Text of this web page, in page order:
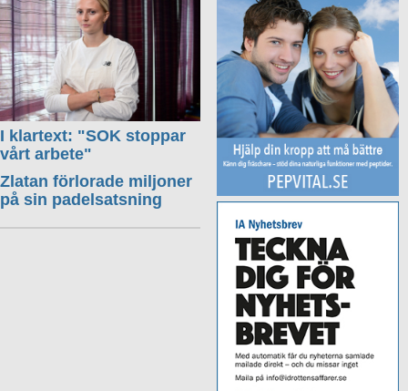
I klartext: "SOK stoppar
vårt arbete"
Zlatan förlorade miljoner
på sin padelsatsning